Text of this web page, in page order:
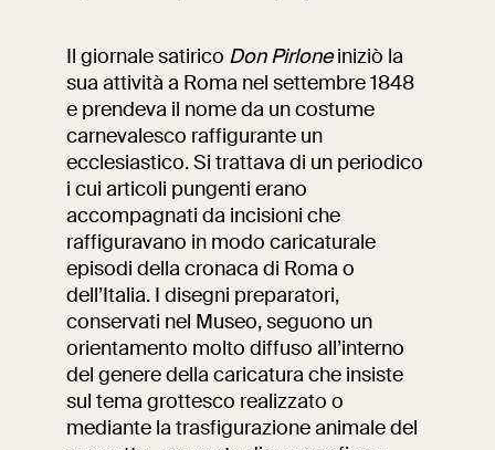
Educazione
Scuole
Ricerca
Cantiere aperto
Mostre ed eventi
Incontriamoci al
Collegio Romano
Al centro di Roma
Video
Opere
La collezione
Il giornale satirico Don Pirloneiniziò la
sua attività a Roma nel settembre 1848
e prendeva il nome da un costume
carnevalesco raffigurante un
ecclesiastico. Si trattava di un periodico
i cui articoli pungenti erano
accompagnati da incisioni che
raffiguravano in modo caricaturale
episodi della cronaca di Roma o
dell’Italia. I disegni preparatori,
conservati nel Museo, seguono un
orientamento molto diffuso all’interno
del genere della caricatura che insiste
sul tema grottesco realizzato o
mediante la trasfigurazione animale del